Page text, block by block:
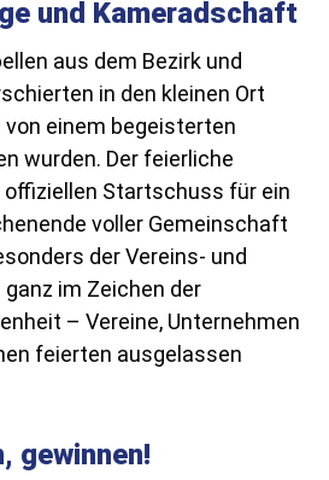
und Kameradschaft
aus dem Bezirk und
in den kleinen Ort
von einem begeisterten
wurden. Der feierliche
Startschuss für ein
voller Gemeinschaft
der Vereins- und
im Zeichen der
– Vereine, Unternehmen
feierten ausgelassen
gewinnen!